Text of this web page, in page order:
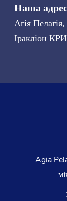
Наша
Агія Пелагія,
Іракліон
Agia